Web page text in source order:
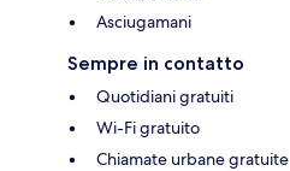
Asciugamani
Sempre in contatto
Quotidiani gratuiti
Wi-Fi gratuito
Chiamate urbane gratuite